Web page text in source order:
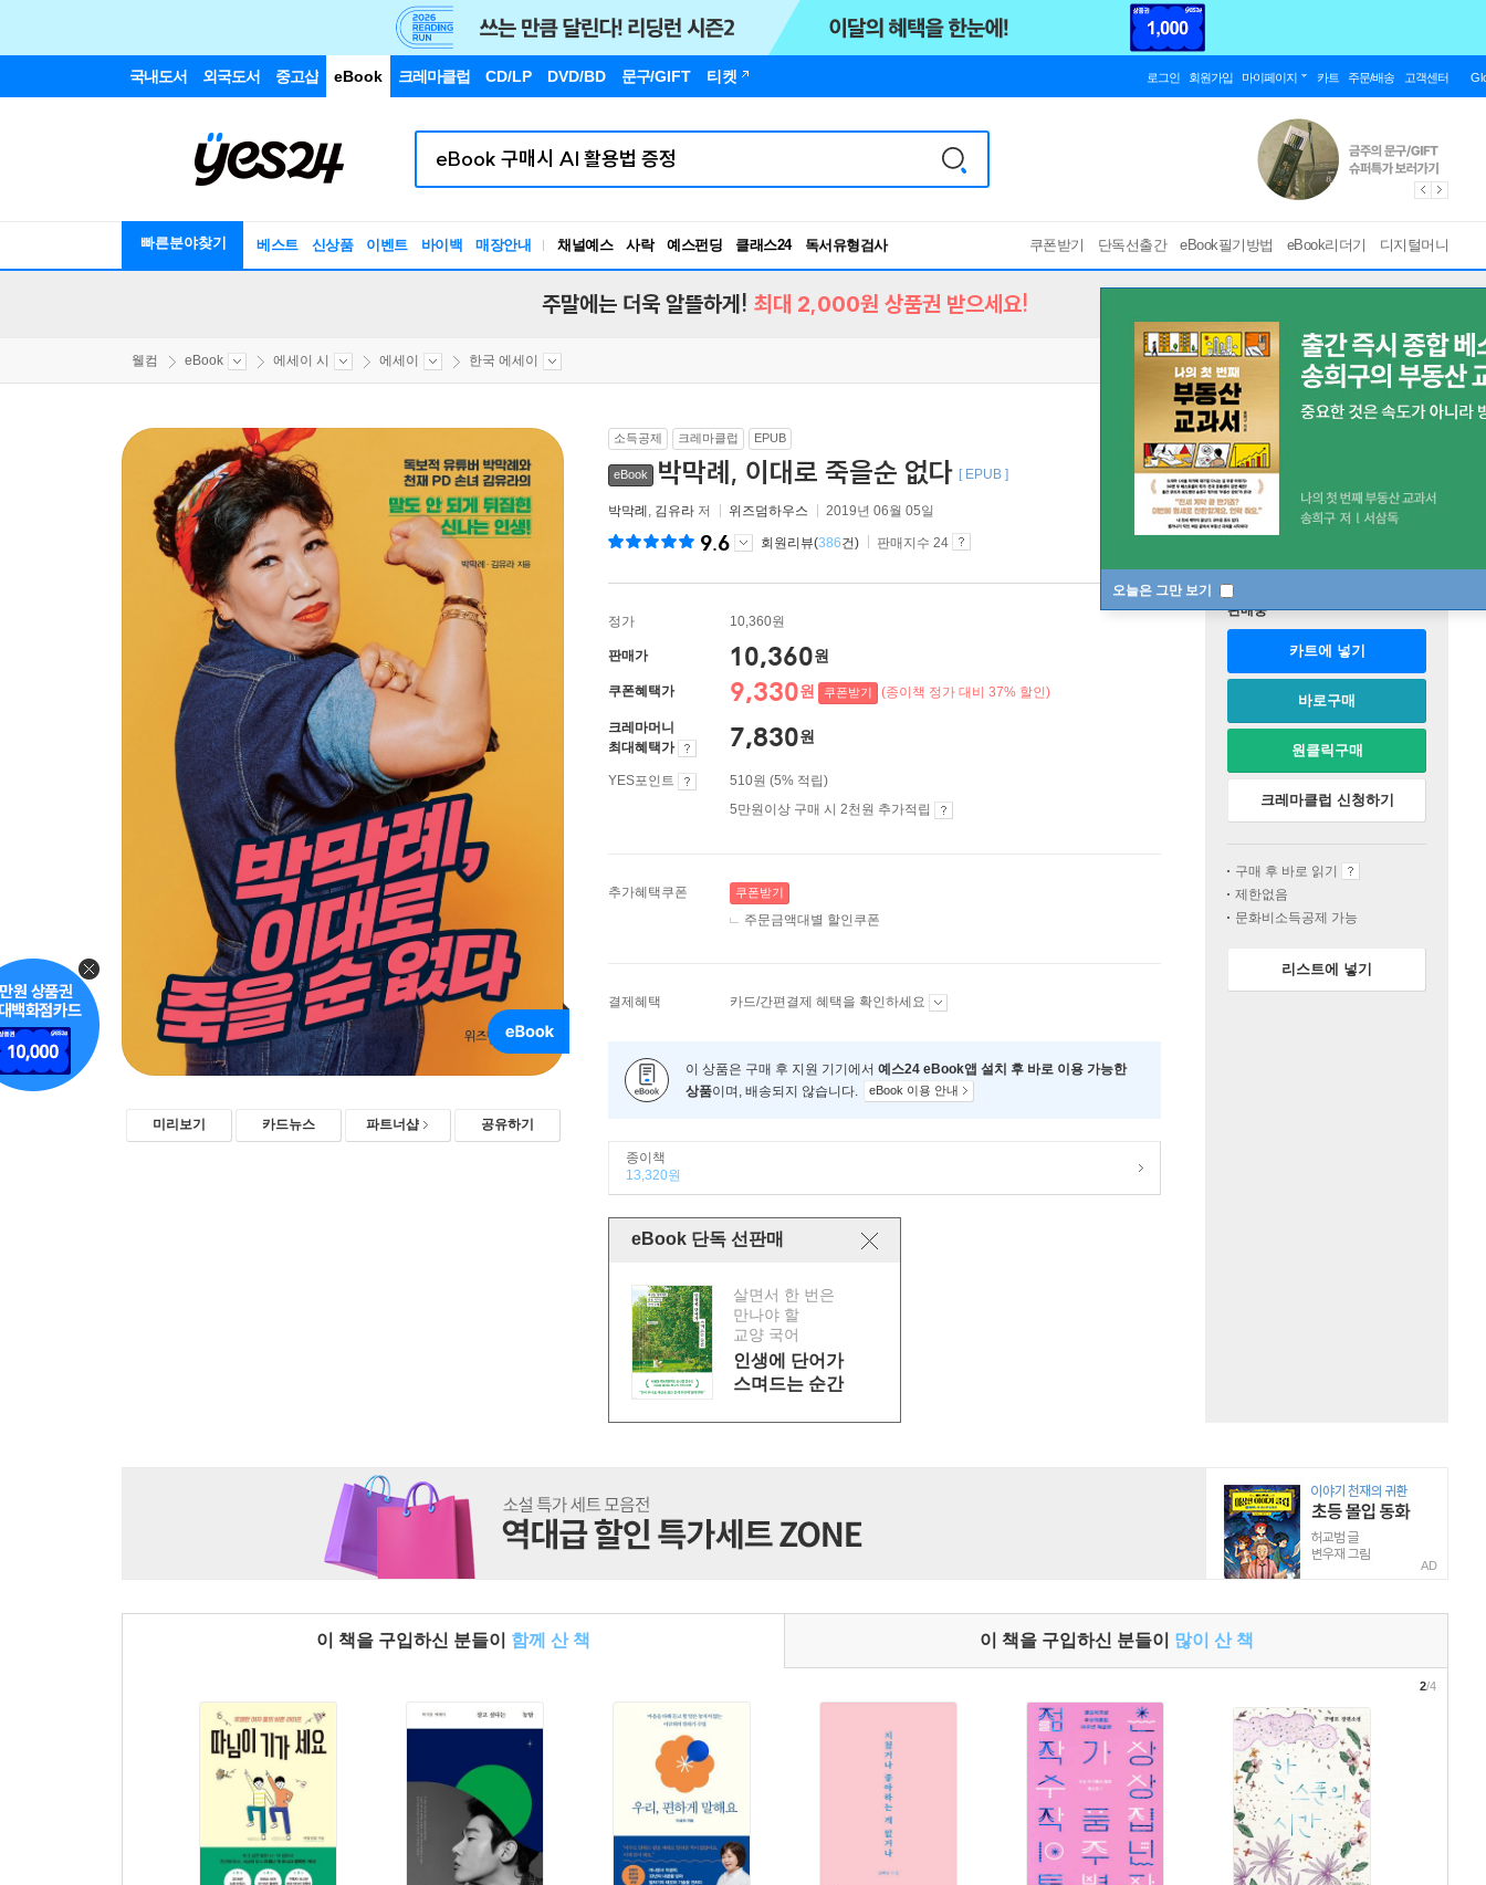
국내도서 외국도서 중고샵 eBook 크레마클럽 CD/LP DVD/BD 문구/GIFT 티켓 로그인 회원가입 마이페이지 카트 주문/배송 고객센터
빠른분야찾기 베스트 신상품 이벤트 바이백 매장안내 채널예스 사락 예스펀딩 클래스24
독서유형검사
RBTI Lab
쿠폰받기 단독선출간 eBook필기방법 eBook리더기 디지털머니
오늘은 그만 보기
주말에는 더욱 알뜰하게! 최대 2,000원 상품권 받으세요!
웰컴 eBook 에세이 시 에세이 한국 에세이
미리보기 카드뉴스 파트너샵 공유하기
소득공제 크레마클럽 EPUB
eBook 박막례, 이대로 죽을순 없다 [ EPUB ]
박막례 , 김유라 저 위즈덤하우스 2019년 06월 05일
9.6 회원리뷰(386건) 판매지수 24
정가 10,360원
판매가 10,360원
쿠폰혜택가 9,330원 쿠폰받기 (종이책 정가 대비 37% 할인)
크레마머니
최대혜택가
7,830원
YES포인트
510원 (5% 적립)
5만원이상 구매 시 2천원 추가적립
추가혜택쿠폰 쿠폰받기
주문금액대별 할인쿠폰
결제혜택 카드/간편결제 혜택을 확인하세요
이 상품은 구매 후 지원 기기에서 예스24 eBook앱 설치 후 바로 이용 가능한
상품이며, 배송되지 않습니다. eBook 이용 안내
종이책
13,320원
eBook 단독 선판매
살면서 한 번은
만나야 할
교양 국어
인생에 단어가
스며드는 순간
판매중
카트에 넣기
바로구매
원클릭구매
크레마클럽 신청하기
구매 후 바로 읽기
제한없음
문화비소득공제 가능
리스트에 넣기
AD
이 책을 구입하신 분들이 함께 산 책 이 책을 구입하신 분들이 많이 산 책
2/4